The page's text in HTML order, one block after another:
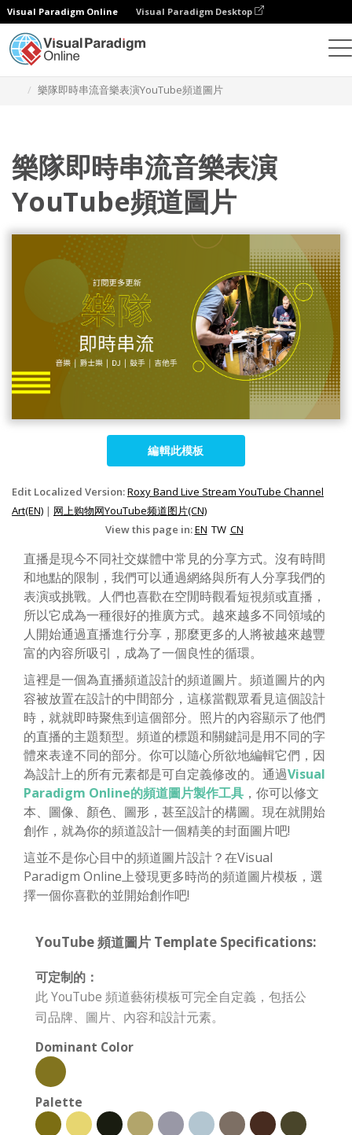
Visual Paradigm Online Visual Paradigm Desktop
樂隊即時串流音樂表演YouTube頻道圖片
樂隊即時串流音樂表演
YouTube頻道圖片
編輯此模板
Edit Localized Version:Roxy Band Live Stream YouTube Channel
Art(EN) | 网上购物网YouTube频道图片(CN)
View this page in:EN TW CN
直播是現今不同社交媒體中常見的分享方式。沒有時間
和地點的限制，我們可以通過網絡與所有人分享我們的
表演或挑戰。人們也喜歡在空閒時觀看短視頻或直播，
所以它成為一種很好的推廣方式。越來越多不同領域的
人開始通過直播進行分享，那麼更多的人將被越來越豐
富的內容所吸引，成為了一個良性的循環。
這裡是一個為直播頻道設計的頻道圖片。頻道圖片的內
容被放置在設計的中間部分，這樣當觀眾看見這個設計
時，就就即時聚焦到這個部分。照片的內容顯示了他們
的直播的主題類型。頻道的標題和關鍵詞是用不同的字
體來表達不同的部分。你可以隨心所欲地編輯它們，因
為設計上的所有元素都是可自定義修改的。通過Visual
Paradigm Online的頻道圖片製作工具 ，你可以修文
本、圖像、顏色、圖形，甚至設計的構圖。現在就開始
創作，就為你的頻道設計一個精美的封面圖片吧!
這並不是你心目中的頻道圖片設計？在Visual
Paradigm Online上發現更多時尚的頻道圖片模板，選
擇一個你喜歡的並開始創作吧!
YouTube 頻道圖片 Template Specifications:
可定制的：
此 YouTube 頻道藝術模板可完全自定義，包括公
司品牌、圖片、內容和設計元素。
Dominant Color
Palette